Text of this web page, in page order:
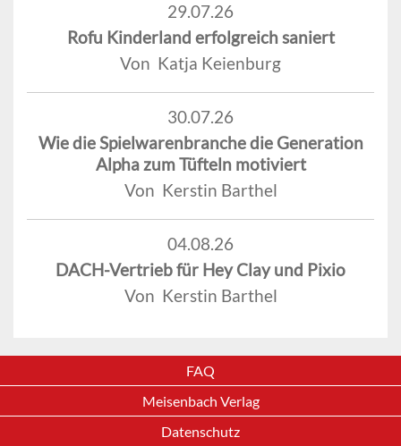
29.07.26
Rofu Kinderland erfolgreich saniert
Von Katja Keienburg
30.07.26
Wie die Spielwarenbranche die Generation
Alpha zum Tüfteln motiviert
Von Kerstin Barthel
04.08.26
DACH-Vertrieb für Hey Clay und Pixio
Von Kerstin Barthel
FAQ
Meisenbach Verlag
Datenschutz